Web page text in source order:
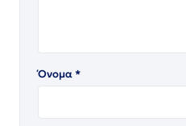
Όνομα*